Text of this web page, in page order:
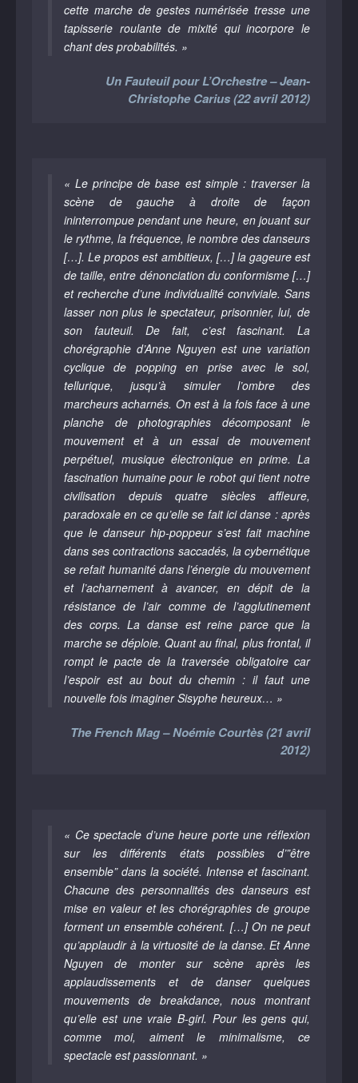
cette marche de gestes numérisée tresse une
tapisserie roulante de mixité qui incorpore le
chant des probabilités. »
Un Fauteuil pour L’Orchestre – Jean-
Christophe Carius (22 avril 2012)
« Le principe de base est simple : traverser la
scène de gauche à droite de façon
ininterrompue pendant une heure, en jouant sur
le rythme, la fréquence, le nombre des danseurs
[…]. Le propos est ambitieux, […] la gageure est
de taille, entre dénonciation du conformisme […]
et recherche d’une individualité conviviale. Sans
lasser non plus le spectateur, prisonnier, lui, de
son fauteuil. De fait, c’est fascinant. La
chorégraphie d’Anne Nguyen est une variation
cyclique de popping en prise avec le sol,
tellurique, jusqu’à simuler l’ombre des
marcheurs acharnés. On est à la fois face à une
planche de photographies décomposant le
mouvement et à un essai de mouvement
perpétuel, musique électronique en prime. La
fascination humaine pour le robot qui tient notre
civilisation depuis quatre siècles affleure,
paradoxale en ce qu’elle se fait ici danse : après
que le danseur hip-poppeur s’est fait machine
dans ses contractions saccadés, la cybernétique
se refait humanité dans l’énergie du mouvement
et l’acharnement à avancer, en dépit de la
résistance de l’air comme de l’agglutinement
des corps. La danse est reine parce que la
marche se déploie. Quant au final, plus frontal, il
rompt le pacte de la traversée obligatoire car
l’espoir est au bout du chemin : il faut une
nouvelle fois imaginer Sisyphe heureux… »
The French Mag – Noémie Courtès (21 avril
2012)
« Ce spectacle d’une heure porte une réflexion
sur les différents états possibles d’”être
ensemble” dans la société. Intense et fascinant.
Chacune des personnalités des danseurs est
mise en valeur et les chorégraphies de groupe
forment un ensemble cohérent. […] On ne peut
qu’applaudir à la virtuosité de la danse. Et Anne
Nguyen de monter sur scène après les
applaudissements et de danser quelques
mouvements de breakdance, nous montrant
qu’elle est une vraie B-girl. Pour les gens qui,
comme moi, aiment le minimalisme, ce
spectacle est passionnant. »